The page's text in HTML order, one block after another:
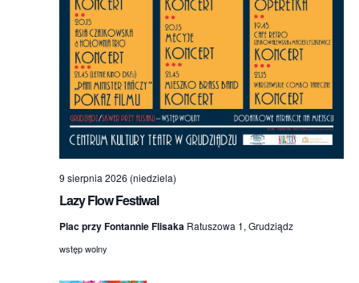
Lazy Flow Festiwal
9 sierpnia 2026 (niedziela)
Plac przy Fontannie Flisaka Ratuszowa 1, Grudziądz
wstęp wolny